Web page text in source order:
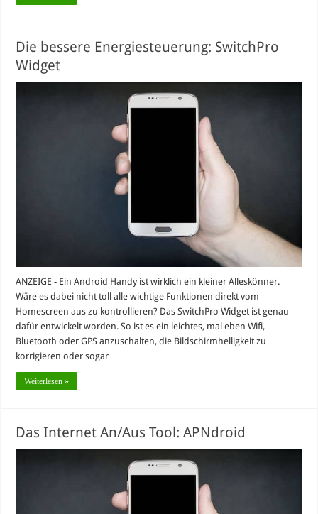
Die bessere Energiesteuerung: SwitchPro
Widget
ANZEIGE - Ein Android Handy ist wirklich ein kleiner Alleskönner.
Wäre es dabei nicht toll alle wichtige Funktionen direkt vom
Homescreen aus zu kontrollieren? Das SwitchPro Widget ist genau
dafür entwickelt worden. So ist es ein leichtes, mal eben Wifi,
Bluetooth oder GPS anzuschalten, die Bildschirmhelligkeit zu
korrigieren oder sogar …
Weiterlesen »
Das Internet An/Aus Tool: APNdroid